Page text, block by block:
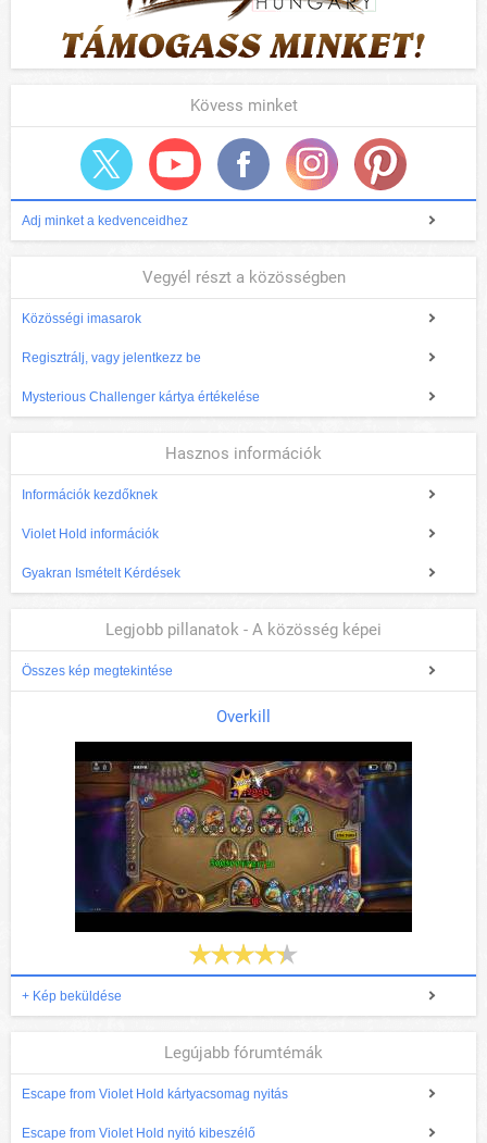
Kövess minket
Adj minket a kedvenceidhez
Vegyél részt a közösségben
Közösségi imasarok
Regisztrálj, vagy jelentkezz be
Mysterious Challenger kártya értékelése
Hasznos információk
Információk kezdőknek
Violet Hold információk
Gyakran Ismételt Kérdések
Legjobb pillanatok - A közösség képei
Összes kép megtekintése
Overkill
+ Kép beküldése
Legújabb fórumtémák
Escape from Violet Hold kártyacsomag nyitás
Escape from Violet Hold nyitó kibeszélő